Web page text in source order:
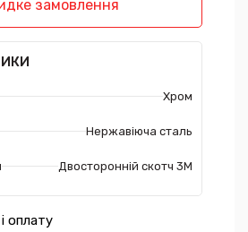
замовлення
Хром
Нержавіюча сталь
Двосторонній скотч 3М
оплату